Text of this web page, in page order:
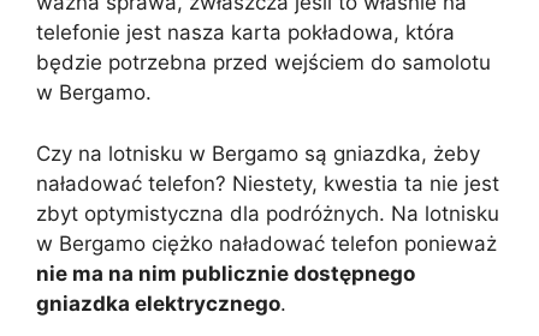
telefonie jest nasza karta pokładowa, która
będzie potrzebna przed wejściem do samolotu
w Bergamo.
Czy na lotnisku w Bergamo są gniazdka, żeby
naładować telefon? Niestety, kwestia ta nie jest
zbyt optymistyczna dla podróżnych. Na lotnisku
w Bergamo ciężko naładować telefon ponieważ
nie ma na nim publicznie dostępnego
gniazdka elektrycznego.